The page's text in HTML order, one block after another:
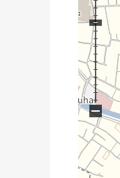
○盥洗
○厕所全
○组合厨
○墙、天
○门、门
○洗衣栓
■工程履
○2023
○在2023
−